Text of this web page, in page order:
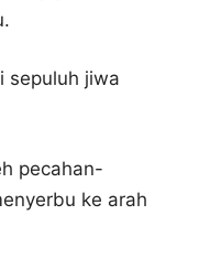
sepuluh jiwa
pecahan-
ke arah